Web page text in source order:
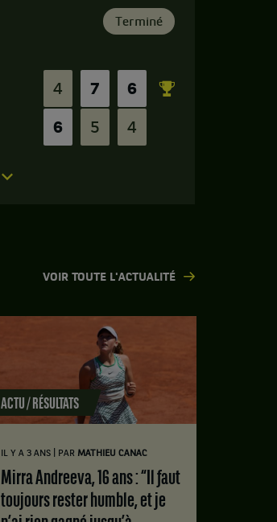
Terminé
4 7 6
6 5 4
ACTU / RÉSULTATS
IL Y A 3 ANS PAR MATHIEU CANAC
Mirra Andreeva, 16 ans : “Il faut
toujours rester humble, et je
VOIR TOUTE L'ACTUALITÉ